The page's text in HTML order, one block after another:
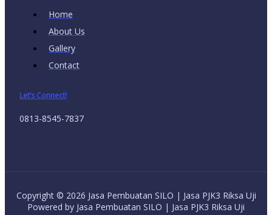
Home
About Us
Gallery
Contact
Let’s Connect!
0813-8545-7837
Copyright © 2026 Jasa Pembuatan SILO | Jasa PJK3 Riksa Uji
Powered by Jasa Pembuatan SILO | Jasa PJK3 Riksa Uji